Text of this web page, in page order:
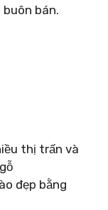
bán.
thị trấn và
đẹp bằng